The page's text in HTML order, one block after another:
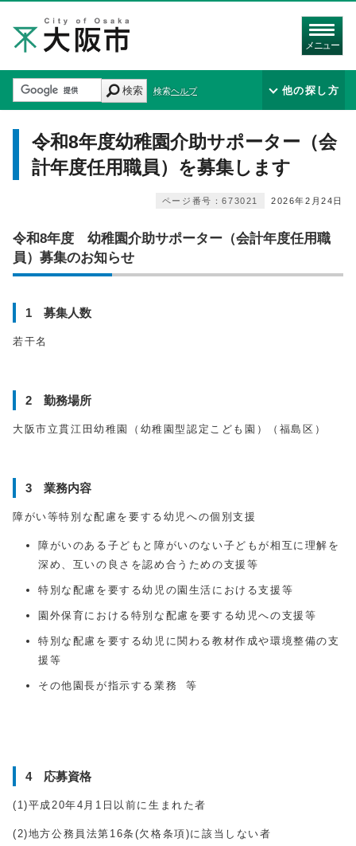
メニュー
検索 検索ヘルプ 他の探し方
令和8年度幼稚園介助サポーター（会
計年度任用職員）を募集します
2026年2月24日
ページ番号：673021
令和8年度 幼稚園介助サポーター（会計年度任用職
員）募集のお知らせ
1 募集人数
若干名
2 勤務場所
大阪市立貫江田幼稚園（幼稚園型認定こども園）（福島区）
3 業務内容
障がい等特別な配慮を要する幼児への個別支援
障がいのある子どもと障がいのない子どもが相互に理解を
深め、互いの良さを認め合うための支援等
特別な配慮を要する幼児の園生活における支援等
園外保育における特別な配慮を要する幼児への支援等
特別な配慮を要する幼児に関わる教材作成や環境整備の支
援等
その他園長が指示する業務 等
4 応募資格
(1)平成20年4月1日以前に生まれた者
(2)地方公務員法第16条(欠格条項)に該当しない者